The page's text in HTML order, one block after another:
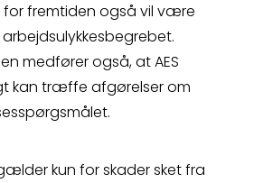
fremtiden også vil være
medfører også, at AES
kan træffe afgørelser om
kun for skader sket fra